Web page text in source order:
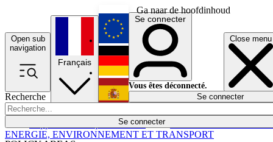
Ga naar de hoofdinhoud
Open sub
navigation
Close menu
Recherche
Se connecter
Économie
Français
English
Deutsch
Español
Se connecter
Vous êtes déconnecté.
Se connecter
ENERGIE, ENVIRONNEMENT ET TRANSPORT